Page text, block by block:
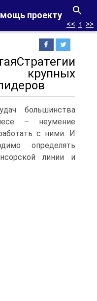
проекту
<< ↑ >>
крупных
большинства
– неумение
с ними. И
определять
линии и